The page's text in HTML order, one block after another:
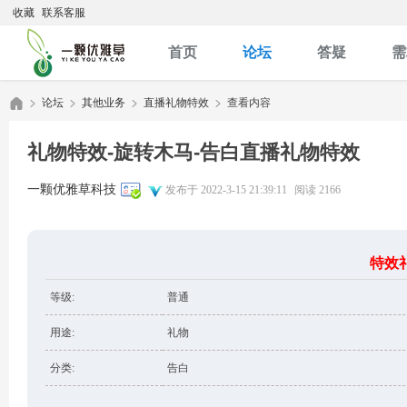
收藏 联系客服
首页 论坛 答疑
论坛
›
其他业务
›
直播礼物特效 查看内容
礼物特效-旋转木马-告白直播礼物特效
一颗优雅草科技 发布于 2022-3-15 21:39:11 阅读 2166
特效
等级: 普通
用途: 礼物
分类: 告白